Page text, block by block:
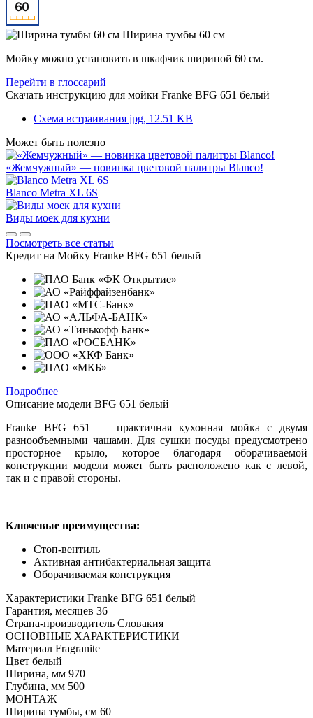
Ширина тумбы 60 см
Мойку можно установить в шкафчик шириной 60 см.
Перейти в глоссарий
Скачать инструкцию для мойки Franke BFG 651 белый
Схема встраивания jpg, 12.51 KB
Может быть полезно
«Жемчужный» — новинка цветовой палитры Blanco!
Blanco Metra XL 6S
Виды моек для кухни
Посмотреть все статьи
Кредит на Мойку Franke BFG 651 белый
Подробнее
Описание модели BFG 651 белый
Franke BFG 651 — практичная кухонная мойка с двумя
разнообъемными чашами. Для сушки посуды предусмотрено
просторное крыло, которое благодаря оборачиваемой
конструкции модели может быть расположено как с левой,
так и с правой стороны.
Ключевые преимущества:
Стоп-вентиль
Активная антибактериальная защита
Оборачиваемая конструкция
Характеристики Franke BFG 651 белый
Гарантия, месяцев 36
Страна-производитель Словакия
ОСНОВНЫЕ ХАРАКТЕРИСТИКИ
Материал Fragranite
Цвет белый
Ширина, мм 970
Глубина, мм 500
МОНТАЖ
Ширина тумбы, см 60